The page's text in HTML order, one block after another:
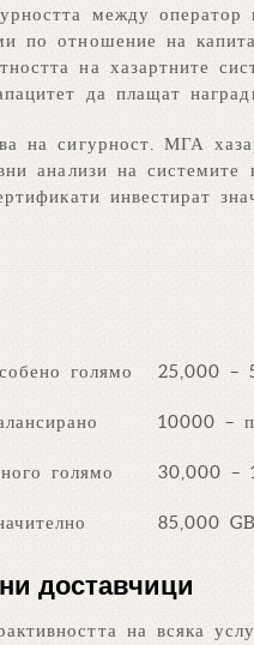
между оператор
по отношение на
на хазартните
да плащат
на сигурност. МГА
анализи на системите
инвестират
голямо 25,000 –
10000 –
голямо 30,000 –
85,000
доставчици
на всяка